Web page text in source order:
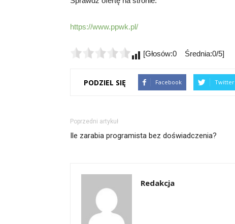
https://www.ppwk.pl/
[Głosów:0 Średnia:0/5]
PODZIEL SIĘ Facebook Twitter
Poprzedni artykuł
Ile zarabia programista bez doświadczenia?
Redakcja